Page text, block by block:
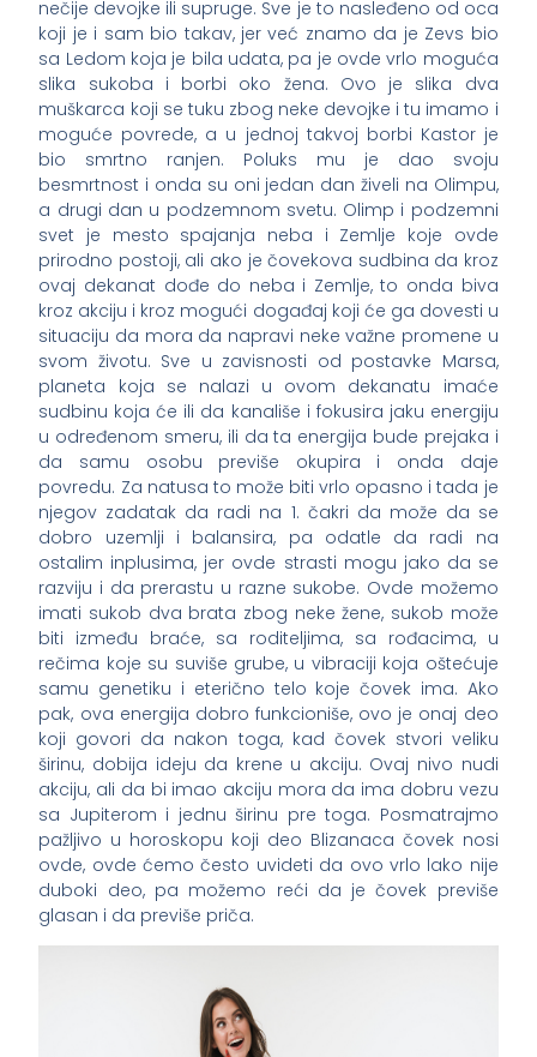
nečije devojke ili supruge. Sve je to nasleđeno od oca
koji je i sam bio takav, jer već znamo da je Zevs bio
sa Ledom koja je bila udata, pa je ovde vrlo moguća
slika sukoba i borbi oko žena. Ovo je slika dva
muškarca koji se tuku zbog neke devojke i tu imamo i
moguće povrede, a u jednoj takvoj borbi Kastor je
bio smrtno ranjen. Poluks mu je dao svoju
besmrtnost i onda su oni jedan dan živeli na Olimpu,
a drugi dan u podzemnom svetu. Olimp i podzemni
svet je mesto spajanja neba i Zemlje koje ovde
prirodno postoji, ali ako je čovekova sudbina da kroz
ovaj dekanat dođe do neba i Zemlje, to onda biva
kroz akciju i kroz mogući događaj koji će ga dovesti u
situaciju da mora da napravi neke važne promene u
svom životu. Sve u zavisnosti od postavke Marsa,
planeta koja se nalazi u ovom dekanatu imaće
sudbinu koja će ili da kanališe i fokusira jaku energiju
u određenom smeru, ili da ta energija bude prejaka i
da samu osobu previše okupira i onda daje
povredu. Za natusa to može biti vrlo opasno i tada je
njegov zadatak da radi na 1. čakri da može da se
dobro uzemlji i balansira, pa odatle da radi na
ostalim inplusima, jer ovde strasti mogu jako da se
razviju i da prerastu u razne sukobe. Ovde možemo
imati sukob dva brata zbog neke žene, sukob može
biti između braće, sa roditeljima, sa rođacima, u
rečima koje su suviše grube, u vibraciji koja oštećuje
samu genetiku i eterično telo koje čovek ima. Ako
pak, ova energija dobro funkcioniše, ovo je onaj deo
koji govori da nakon toga, kad čovek stvori veliku
širinu, dobija ideju da krene u akciju. Ovaj nivo nudi
akciju, ali da bi imao akciju mora da ima dobru vezu
sa Jupiterom i jednu širinu pre toga. Posmatrajmo
pažljivo u horoskopu koji deo Blizanaca čovek nosi
ovde, ovde ćemo često uvideti da ovo vrlo lako nije
duboki deo, pa možemo reći da je čovek previše
glasan i da previše priča.